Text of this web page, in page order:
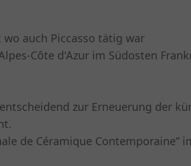
auch Piccasso tätig war
Côte d'Azur im Südosten
zur Erneuerung der
de Céramique Contemporaine“